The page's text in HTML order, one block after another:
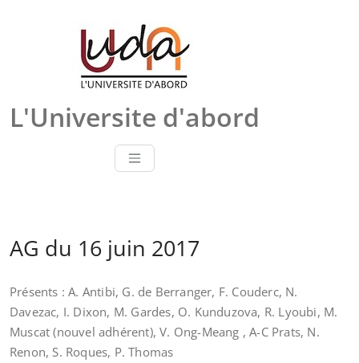
L'Universite d'abord
AG du 16 juin 2017
Présents : A. Antibi, G. de Berranger, F. Couderc, N.
Davezac, I. Dixon, M. Gardes, O. Kunduzova, R. Lyoubi, M.
Muscat (nouvel adhérent), V. Ong-Meang , A-C Prats, N.
Renon, S. Roques, P. Thomas